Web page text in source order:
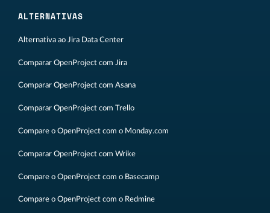
ALTERNATIVAS
Alternativa ao Jira Data Center
Comparar OpenProject com Jira
Comparar OpenProject com Asana
Comparar OpenProject com Trello
Compare o OpenProject com o Monday.com
Comparar OpenProject com Wrike
Compare o OpenProject com o Basecamp
Compare o OpenProject com o Redmine